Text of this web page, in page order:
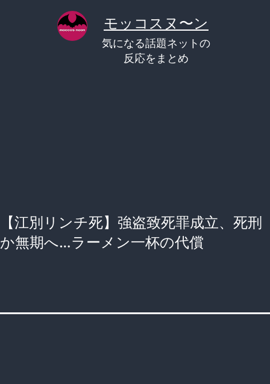
モッコスヌ〜ン
気になる話題ネットの
反応をまとめ
【江別リンチ死】強盗致死罪成立、死刑
か無期へ…ラーメン一杯の代償